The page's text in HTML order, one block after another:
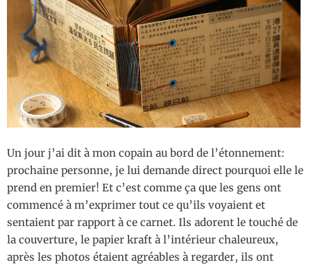
Un jour j’ai dit à mon copain au bord de l’étonnement:
prochaine personne, je lui demande direct pourquoi elle le
prend en premier! Et c’est comme ça que les gens ont
commencé à m’exprimer tout ce qu’ils voyaient et
sentaient par rapport à ce carnet. Ils adorent le touché de
la couverture, le papier kraft à l’intérieur chaleureux,
après les photos étaient agréables à regarder, ils ont